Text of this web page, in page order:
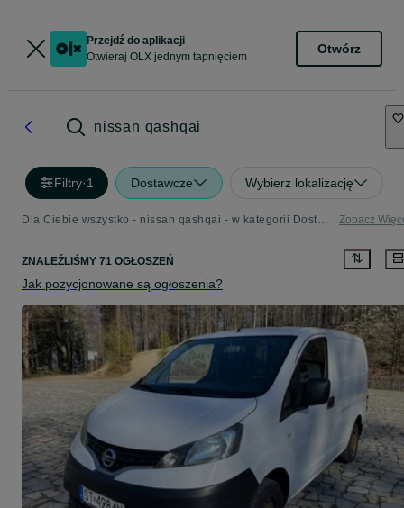
Przejdź do aplikacji
Otwieraj OLX jednym tapnięciem
Otwórz
nissan qashqai
Filtry·1 Dostawcze Wybierz lokalizację
Dla Ciebie wszystko - nissan qashqai - w kategorii Dostawcze Zobacz
ZNALEŹLIŚMY 71 OGŁOSZEŃ
Jak pozycjonowane są ogłoszenia?